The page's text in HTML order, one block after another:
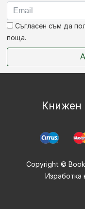
Съгласен съм да
поща.
Книжен
Copyright ©
Изработка